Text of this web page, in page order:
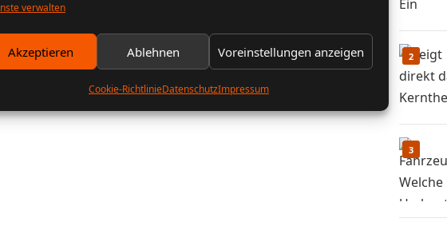
verwalten
Akzeptieren Ablehnen Voreinstellungen anzeigen
Cookie-RichtlinieDatenschutzImpressum
2
3